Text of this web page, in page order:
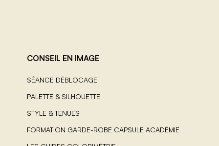
CONSEIL EN IMAGE
SÉANCE DÉBLOCAGE
PALETTE & SILHOUETTE
STYLE & TENUES
FORMATION GARDE-ROBE CAPSULE ACADÉMIE